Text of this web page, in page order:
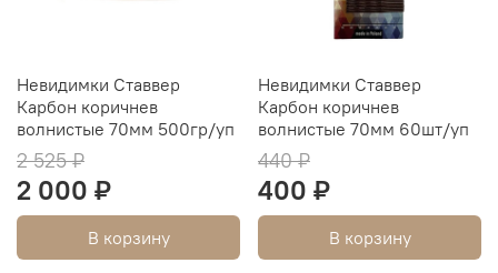
Невидимки Ставвер
Карбон коричнев
волнистые 70мм 500гр/уп
2 525 ₽
2 000 ₽
В корзину
Невидимки Ставвер
Карбон коричнев
волнистые 70мм 60шт/уп
440 ₽
400 ₽
В корзину